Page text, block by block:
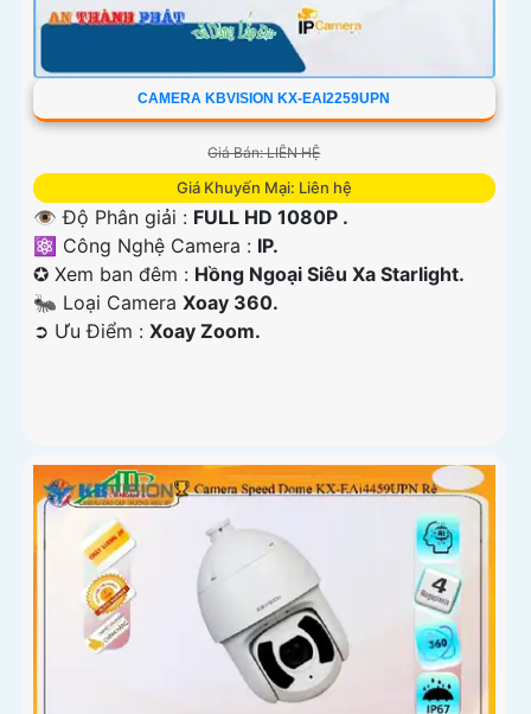
CAMERA KBVISION KX-EAI2259UPN
Giá Bán: LIÊN HỆ
Giá Khuyến Mại: Liên hệ
👁 Độ Phân giải : FULL HD 1080P .
⚛️ Công Nghệ Camera : IP.
✪ Xem ban đêm : Hồng Ngoại Siêu Xa Starlight.
🐜 Loại Camera Xoay 360.
️➲ Ưu Điểm : Xoay Zoom.